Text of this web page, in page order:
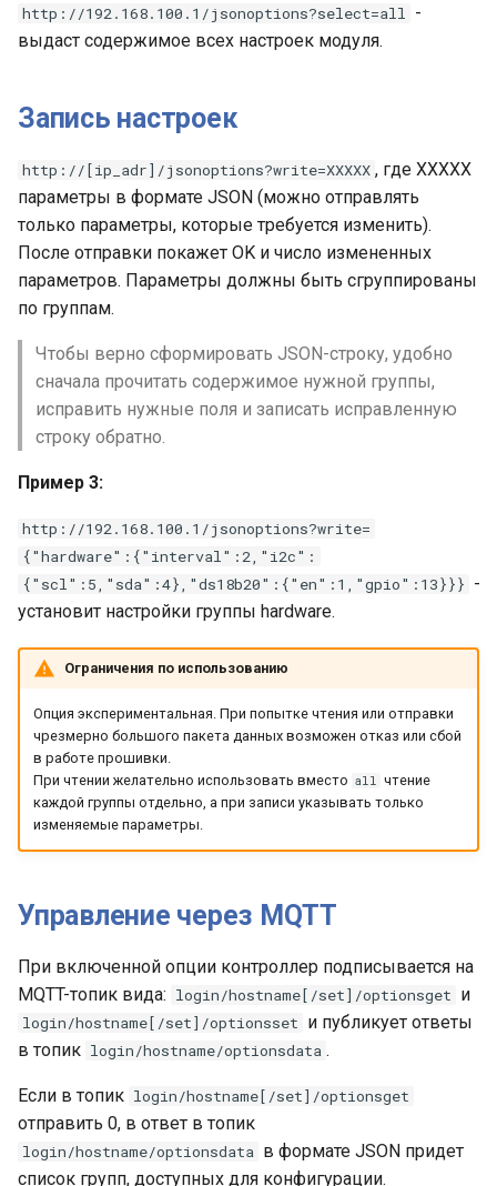
http://192.168.100.1/jsonoptions?select=all -
выдаст содержимое всех настроек модуля.
Запись настроек
http://[ip_adr]/jsonoptions?write=XXXXX , где XXXXX
параметры в формате JSON (можно отправлять
только параметры, которые требуется изменить).
После отправки покажет OK и число измененных
параметров. Параметры должны быть сгруппированы
по группам.
Чтобы верно сформировать JSON-строку, удобно
сначала прочитать содержимое нужной группы,
исправить нужные поля и записать исправленную
строку обратно.
Пример 3:
http://192.168.100.1/jsonoptions?write=
{"hardware":{"interval":2,"i2c":
{"scl":5,"sda":4},"ds18b20":{"en":1,"gpio":13}}} -
установит настройки группы hardware.
Ограничения по использованию
Опция экспериментальная. При попытке чтения или отправки
чрезмерно большого пакета данных возможен отказ или сбой
в работе прошивки.
При чтении желательно использовать вместо all чтение
каждой группы отдельно, а при записи указывать только
изменяемые параметры.
Управление через MQTT
При включенной опции контроллер подписывается на
MQTT-топик вида: login/hostname[/set]/optionsget и
login/hostname[/set]/optionsset и публикует ответы
в топик login/hostname/optionsdata .
Если в топик login/hostname[/set]/optionsget
отправить 0, в ответ в топик
login/hostname/optionsdata в формате JSON придет
список групп, доступных для конфигурации.